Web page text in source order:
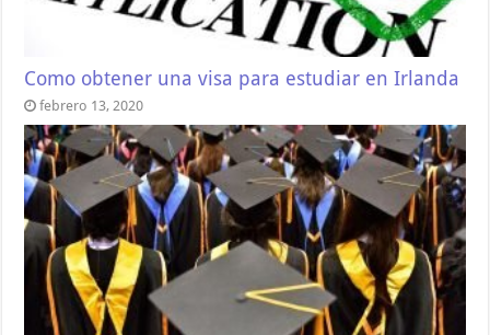
Como obtener una visa para estudiar en Irlanda
febrero 13, 2020